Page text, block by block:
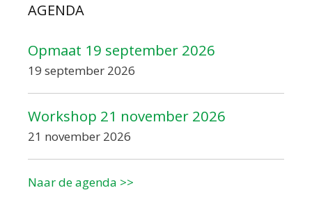
AGENDA
Opmaat 19 september 2026
19 september 2026
Workshop 21 november 2026
21 november 2026
Naar de agenda >>